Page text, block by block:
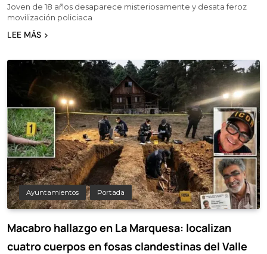
Joven de 18 años desaparece misteriosamente y desata feroz
movilización policiaca
LEE MÁS
Ayuntamientos Portada
Macabro hallazgo en La Marquesa: localizan
cuatro cuerpos en fosas clandestinas del Valle